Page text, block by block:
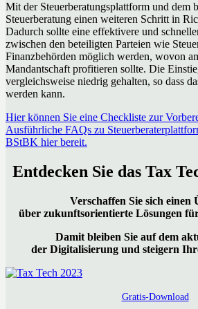
Mit der Steuerberatungsplattform und dem
Steuerberatung einen weiteren Schritt in
Dadurch sollte eine effektivere und
zwischen den beteiligten Parteien wie
Finanzbehörden möglich werden, wovon
Mandantschaft profitieren sollte. Die
vergleichsweise niedrig gehalten, so dass
werden kann.
Hier können Sie eine Checkliste zur
Ausführliche FAQs zu
BStBK hier bereit.
Entdecken Sie das Tax
Verschaffen Sie sich einen
über zukunftsorientierte Lösungen
Damit bleiben Sie auf dem
der Digitalisierung und steigern
Gratis-Download